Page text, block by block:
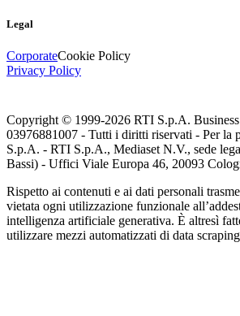
Legal
CorporateCookie Policy
Privacy Policy
Copyright © 1999-2026 RTI S.p.A.
03976881007 - Tutti i diritti riservati - Per la
S.p.A. - RTI S.p.A., Mediaset N.V., sede
Bassi) - Uffici Viale Europa 46, 20093
Rispetto ai contenuti e ai dati personali
vietata ogni utilizzazione funzionale
intelligenza artificiale generativa. È altresì
utilizzare mezzi automatizzati di data